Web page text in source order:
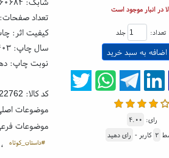
در انبار موجود است
تعداد: جلد
اضافه به سبد خرید
رای: ۴.۰۰
۲ کاربر - رای دهید
تعداد صفحات:
کیفیت اثر:
سال چاپ: ۱۴۰۳
نوبت چاپ:
کد کالا:
موضوعات
موضوعات
#داستان_کوتاه ،